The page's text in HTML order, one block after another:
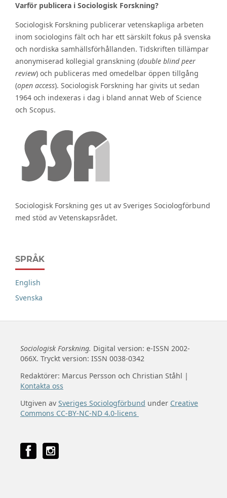
Varför publicera i Sociologisk Forskning?
Sociologisk Forskning publicerar vetenskapliga arbeten
inom sociologins fält och har ett särskilt fokus på svenska
och nordiska samhällsförhållanden. Tidskriften tillämpar
anonymiserad kollegial granskning (double blind peer
review) och publiceras med omedelbar öppen tillgång
(open access). Sociologisk Forskning har givits ut sedan
1964 och indexeras i dag i bland annat Web of Science
och Scopus.
Sociologisk Forskning ges ut av Sveriges Sociologförbund
med stöd av Vetenskapsrådet.
SPRÅK
English
Svenska
Sociologisk Forskning. Digital version: e-ISSN 2002-
066X. Tryckt version: ISSN 0038-0342
Redaktörer: Marcus Persson och Christian Ståhl |
Kontakta oss
Utgiven av Sveriges Sociologförbund under Creative
Commons CC-BY-NC-ND 4.0-licens